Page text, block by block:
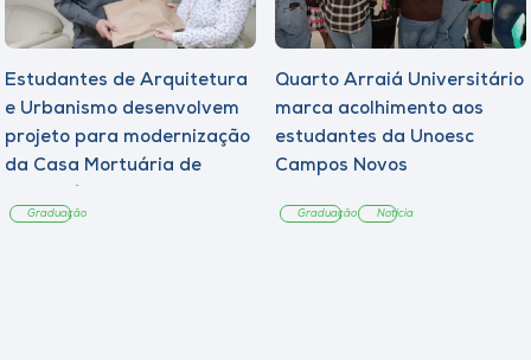
Estudantes de Arquitetura
e Urbanismo desenvolvem
projeto para modernização
da Casa Mortuária de
Graduação
Quarto Arraiá Universitário
marca acolhimento aos
estudantes da Unoesc
Campos Novos
Graduação Notícia